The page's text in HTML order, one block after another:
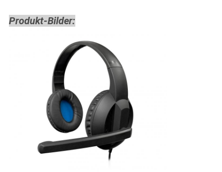
Produkt-Bilder: